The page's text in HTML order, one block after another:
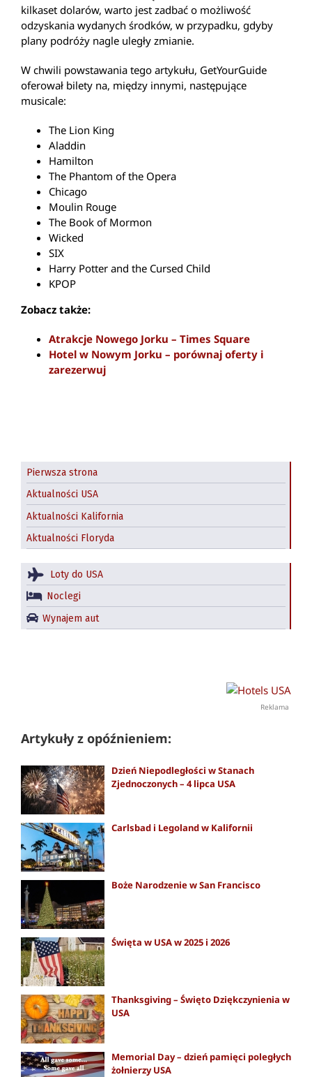
kilkaset dolarów, warto jest zadbać o możliwość
odzyskania wydanych środków, w przypadku, gdyby
plany podróży nagle uległy zmianie.
W chwili powstawania tego artykułu, GetYourGuide
oferował bilety na, między innymi, następujące
musicale:
The Lion King
Aladdin
Hamilton
The Phantom of the Opera
Chicago
Moulin Rouge
The Book of Mormon
Wicked
SIX
Harry Potter and the Cursed Child
KPOP
Zobacz także:
Atrakcje Nowego Jorku – Times Square
Hotel w Nowym Jorku – porównaj oferty i
zarezerwuj
Pierwsza strona
Aktualności USA
Aktualności Kalifornia
Aktualności Floryda
Loty do USA
Noclegi
Wynajem aut
Reklama
Artykuły z opóźnieniem:
Dzień Niepodległości w Stanach
Zjednoczonych – 4 lipca USA
Carlsbad i Legoland w Kalifornii
Boże Narodzenie w San Francisco
Święta w USA w 2025 i 2026
Thanksgiving – Święto Dziękczynienia w
USA
Memorial Day – dzień pamięci poległych
żołnierzy USA